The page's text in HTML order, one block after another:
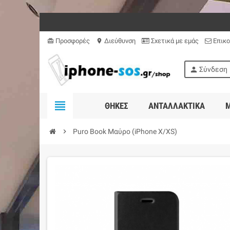
card_giftcard Προσφορές location_on Διεύθυνση Σχετικά με εμάς
person Σύνδεση
view_headline ΘΉΚΕΣ ΑΝΤΑΛΛΑΚΤΙΚΆ
chevron_right Puro Book Mαύρο (iPhone X/XS)